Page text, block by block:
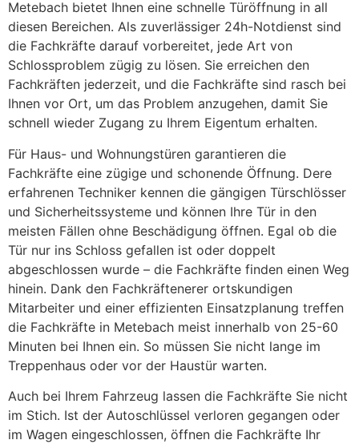
Metebach bietet Ihnen eine schnelle Türöffnung in all
diesen Bereichen. Als zuverlässiger 24h-Notdienst sind
die Fachkräfte darauf vorbereitet, jede Art von
Schlossproblem zügig zu lösen. Sie erreichen den
Fachkräften jederzeit, und die Fachkräfte sind rasch bei
Ihnen vor Ort, um das Problem anzugehen, damit Sie
schnell wieder Zugang zu Ihrem Eigentum erhalten.
Für Haus- und Wohnungstüren garantieren die
Fachkräfte eine zügige und schonende Öffnung. Dere
erfahrenen Techniker kennen die gängigen Türschlösser
und Sicherheitssysteme und können Ihre Tür in den
meisten Fällen ohne Beschädigung öffnen. Egal ob die
Tür nur ins Schloss gefallen ist oder doppelt
abgeschlossen wurde – die Fachkräfte finden einen Weg
hinein. Dank den Fachkräftenerer ortskundigen
Mitarbeiter und einer effizienten Einsatzplanung treffen
die Fachkräfte in Metebach meist innerhalb von 25-60
Minuten bei Ihnen ein. So müssen Sie nicht lange im
Treppenhaus oder vor der Haustür warten.
Auch bei Ihrem Fahrzeug lassen die Fachkräfte Sie nicht
im Stich. Ist der Autoschlüssel verloren gegangen oder
im Wagen eingeschlossen, öffnen die Fachkräfte Ihr